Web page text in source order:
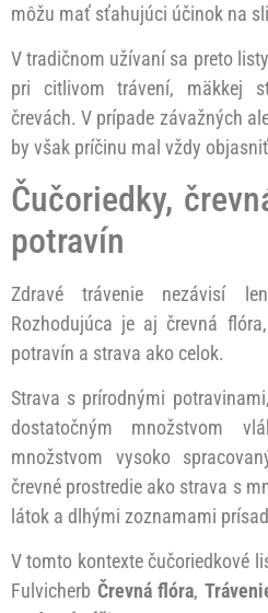
môžu mať sťahujúci účinok na
V tradičnom užívaní sa preto
pri citlivom trávení, mäkkej
črevách. V prípade závažných
by však príčinu mal vždy
Čučoriedky,
potravín
Zdravé trávenie nezávisí
Rozhodujúca je aj črevná
potravín a strava ako celok.
Strava s prírodnými
dostatočným množstvom
množstvom vysoko
črevné prostredie ako strava s
látok a dlhými zoznamami
V tomto kontexte čučoriedkové
Fulvicherb Črevná flóra,